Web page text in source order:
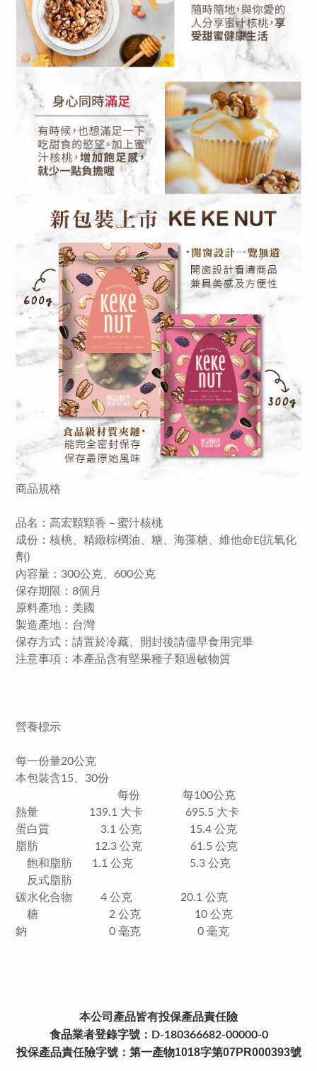
商品規格
品名：高宏顆顆香－蜜汁核桃
成份：核桃、精緻棕櫚油、糖、海藻糖、維他命E(抗氧化
劑)
內容量：300公克、600公克
保存期限：8個月
原料產地：美國
製造產地：台灣
保存方式：請置於冷藏、開封後請儘早食用完畢
注意事項：本產品含有堅果種子類過敏物質
營養標示
每一份量20公克
本包裝含15、30份
每份 每100公克
熱量 139.1 大卡 695.5 大卡
蛋白質 3.1 公克 15.4 公克
脂肪 12.3 公克 61.5 公克
飽和脂肪 1.1 公克 5.3 公克
反式脂肪
碳水化合物 4 公克 20.1 公克
糖 2 公克 10 公克
鈉 0 毫克 0 毫克
本公司產品皆有投保產品責任險
食品業者登錄字號：D-180366682-00000-0
投保產品責任險字號： 第一產物1018字第07PR000393號